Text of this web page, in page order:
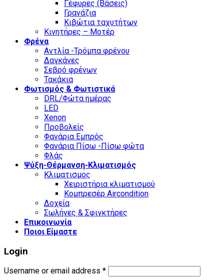
Γέφυρες (Βάσεις)
Γρανάζια
Κιβώτια ταχυτήτων
Κινητήρες – Μοτέρ
Φρένα
Αντλία -Τρόμπα φρένου
Δαγκάνες
Σεβρό φρένων
Τακάκια
Φωτισμός & Φωτιστικά
DRL/Φώτα ημέρας
LED
Xenon
Προβολείς
Φανάρια Εμπρός
Φανάρια Πίσω -Πίσω φώτα
Φλάς
Ψύξη-Θέρμανση-Κλιματισμός
Κλιματισμος
Χειριστήρια κλιματισμού
Κομπρεσέρ Aircondition
Δοχεία
Σωλήνες & Σφιγκτήρες
Επικοινωνία
Ποιοι Είμαστε
Login
Username or email address *